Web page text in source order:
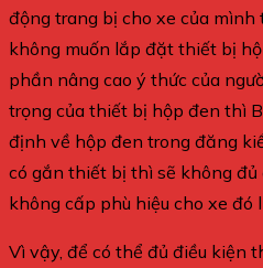
động trang bị cho xe của
không muốn lắp đặt thiết bị
phần nâng cao ý thức của
trọng của thiết bị hộp đen thì
định về hộp đen trong đăng
có gắn thiết bị thì sẽ không
không cấp phù hiệu cho xe đó
Vì vậy, để có thể đủ điều kiện